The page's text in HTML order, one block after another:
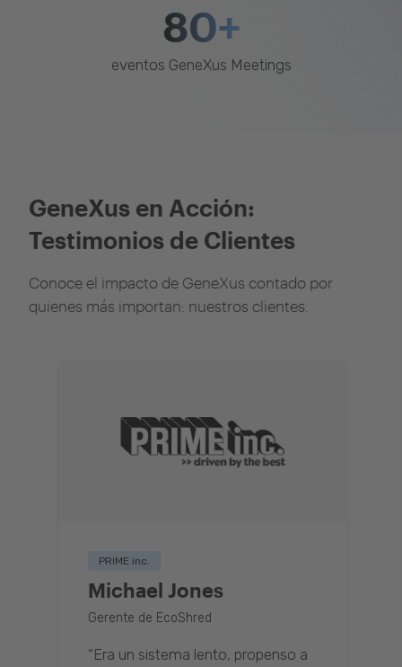
80+
eventos GeneXus Meetings
GeneXus en Acción:
Testimonios de Clientes
Conoce el impacto de GeneXus contado por
quienes más importan: nuestros clientes.
PRIME inc.
Michael Jones
Gerente de EcoShred
“Era un sistema lento, propenso a